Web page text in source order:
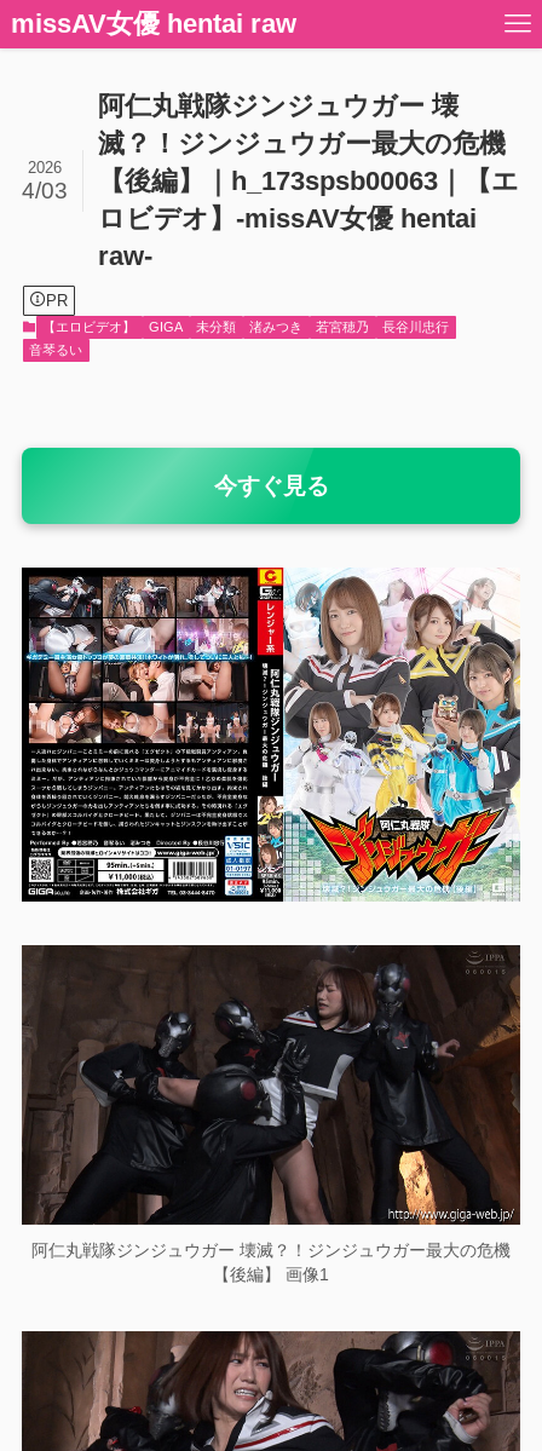
missAV女優 hentai raw
阿仁丸戦隊ジンジュウガー 壊
滅？！ジンジュウガー最大の危機
【後編】｜h_173spsb00063｜【エ
ロビデオ】-missAV女優 hentai
raw-
2026
4/03
PR
【エロビデオ】 GIGA 未分類 渚みつき 若宮穂乃
長谷川忠行
音琴るい
今すぐ見る
阿仁丸戦隊ジンジュウガー 壊滅？！ジンジュウガー最大の危機
【後編】 画像1